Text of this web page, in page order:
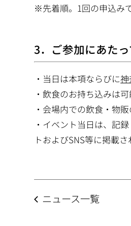
※先着順。1回の申込み
3．ご参加にあた
・当日は本項ならびに
・飲食のお持ち込みは
・会場内での飲食・物
・イベント当日は、記
トおよびSNS等に掲載
ニュース一覧